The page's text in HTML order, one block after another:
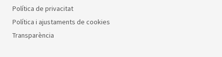
Política de privacitat
Política i ajustaments de cookies
Transparència